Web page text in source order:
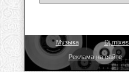
Музыка Dj mixes
Реклама на сайте